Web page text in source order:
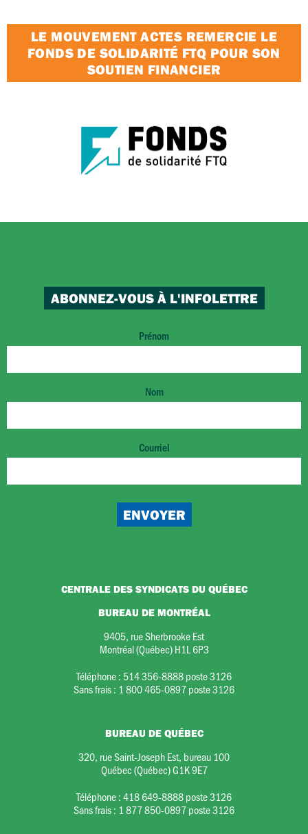
LE MOUVEMENT ACTES REMERCIE LE
FONDS DE SOLIDARITÉ FTQ POUR SON
SOUTIEN FINANCIER
ABONNEZ-VOUS À L'INFOLETTRE
Prénom
Nom
Courriel
CENTRALE DES SYNDICATS DU QUÉBEC
BUREAU DE MONTRÉAL
9405, rue Sherbrooke Est
Montréal (Québec) H1L 6P3
Téléphone : 514 356-8888 poste 3126
Sans frais : 1 800 465-0897 poste 3126
BUREAU DE QUÉBEC
320, rue Saint-Joseph Est, bureau 100
Québec (Québec) G1K 9E7
Téléphone :418 649-8888 poste 3126
Sans frais : 1 877 850-0897 poste 3126